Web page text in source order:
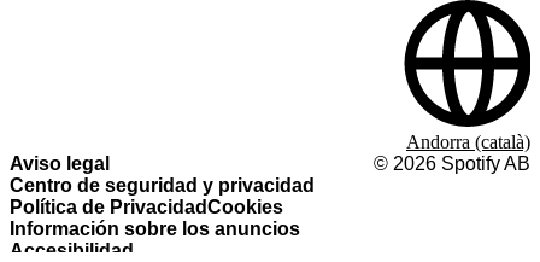
Aviso legal
Centro de seguridad y privacidad
Política de PrivacidadCookies
Información sobre los anuncios
Accesibilidad
© 2026 Spotify AB
Andorra (català)